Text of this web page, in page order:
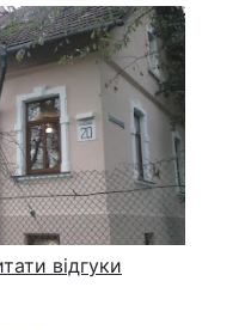
відгуки